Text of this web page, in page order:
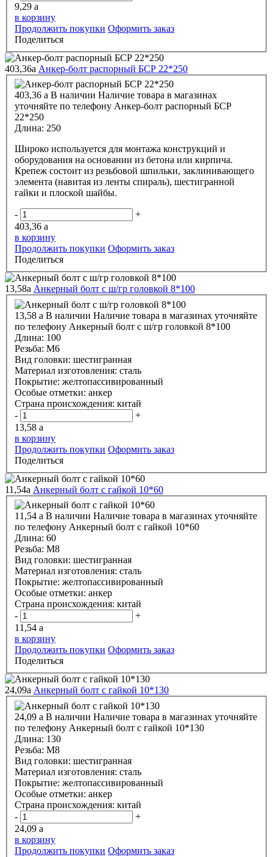
9,29 a
в корзину
Продолжить покупки Оформить заказ
Поделиться
403,36a Анкер-болт распорный БСР 22*250
403,36 a В наличии Наличие товара в магазинах
уточняйте по телефону Анкер-болт распорный БСР
22*250
Длина: 250
Широко используется для монтажа конструкций и
оборудования на основании из бетона или кирпича.
Крепеж состоит из резьбовой шпильки, заклинивающего
элемента (навитая из ленты спираль), шестигранной
гайки и плоской шайбы.
-
+
403,36 a
в корзину
Продолжить покупки Оформить заказ
Поделиться
13,58a Анкерный болт с ш/гр головкой 8*100
13,58 a В наличии Наличие товара в магазинах уточняйте
по телефону Анкерный болт с ш/гр головкой 8*100
Длина: 100
Резьба: М6
Вид головки: шестигранная
Материал изготовления: сталь
Покрытие: желтопассивированный
Особые отметки: анкер
Страна происхождения: китай
-
+
13,58 a
в корзину
Продолжить покупки Оформить заказ
Поделиться
11,54a Анкерный болт с гайкой 10*60
11,54 a В наличии Наличие товара в магазинах уточняйте
по телефону Анкерный болт с гайкой 10*60
Длина: 60
Резьба: М8
Вид головки: шестигранная
Материал изготовления: сталь
Покрытие: желтопассивированный
Особые отметки: анкер
Страна происхождения: китай
-
+
11,54 a
в корзину
Продолжить покупки Оформить заказ
Поделиться
24,09a Анкерный болт с гайкой 10*130
24,09 a В наличии Наличие товара в магазинах уточняйте
по телефону Анкерный болт с гайкой 10*130
Длина: 130
Резьба: М8
Вид головки: шестигранная
Материал изготовления: сталь
Покрытие: желтопассивированный
Особые отметки: анкер
Страна происхождения: китай
-
+
24,09 a
в корзину
Продолжить покупки Оформить заказ